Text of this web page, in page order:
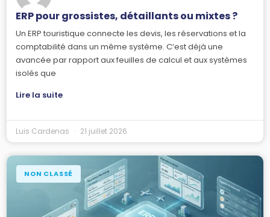
ERP pour grossistes, détaillants ou mixtes ?
Un ERP touristique connecte les devis, les réservations et la
comptabilité dans un même système. C’est déjà une
avancée par rapport aux feuilles de calcul et aux systèmes
isolés que
Lire la suite
Luis Cardenas 21 juillet 2026
NON CLASSÉ